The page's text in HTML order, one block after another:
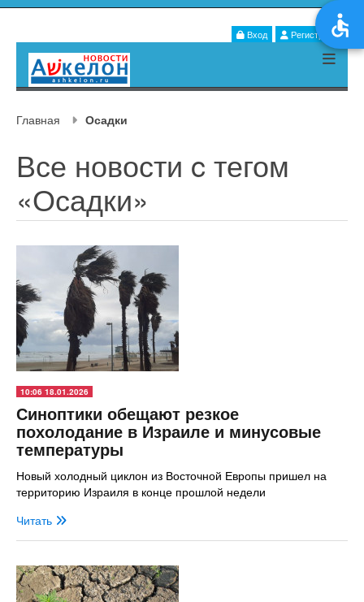
Вход Регистрация
Главная Осадки
Все новости c тегом
«Осадки»
10:06 18.01.2026
Синоптики обещают резкое
похолодание в Израиле и минусовые
температуры
Новый холодный циклон из Восточной Европы пришел на
территорию Израиля в конце прошлой недели
Читать